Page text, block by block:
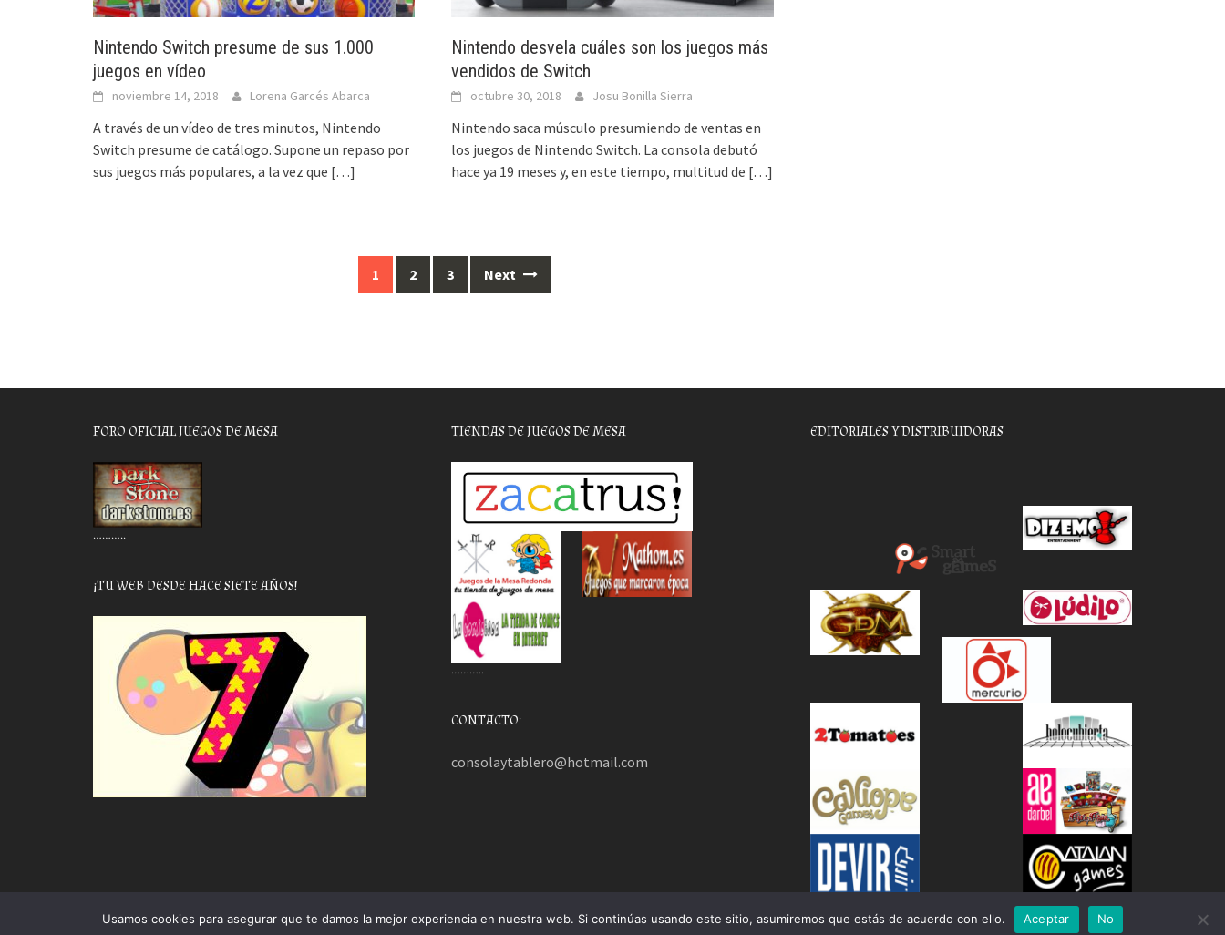
Nintendo Switch presume de sus 1.000
juegos en vídeo
noviembre 14, 2018 Lorena Garcés Abarca
A través de un vídeo de tres minutos, Nintendo
Switch presume de catálogo. Supone un repaso por
sus juegos más populares, a la vez que […]
Nintendo desvela cuáles son los juegos más
vendidos de Switch
octubre 30, 2018 Josu Bonilla Sierra
Nintendo saca músculo presumiendo de ventas en
los juegos de Nintendo Switch. La consola debutó
hace ya 19 meses y, en este tiempo, multitud de […]
1 2 3 Next
FORO OFICIAL JUEGOS DE MESA
………..
¡TU WEB DESDE HACE SIETE AÑOS!
TIENDAS DE JUEGOS DE MESA
………..
CONTACTO:
consolaytablero@hotmail.com
EDITORIALES Y DISTRIBUIDORAS
Proudly powered by WordPress|Theme: Awaken byThemezHut.
Usamos cookies para asegurar que te damos la mejor experiencia en nuestra web. Si continúas usando este sitio, asumiremos que estás de acuerdo con ello. Aceptar No